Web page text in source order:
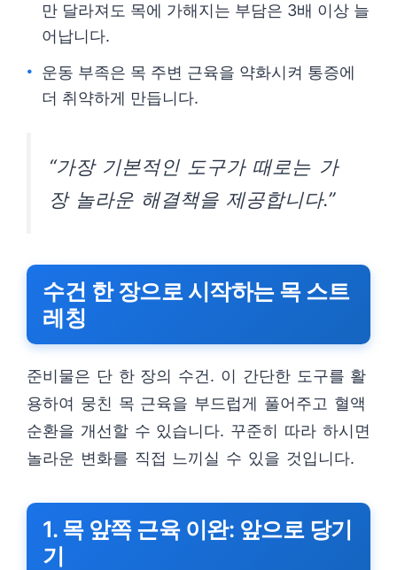
만 달라져도 목에 가해지는 부담은 3배 이상 늘
어납니다.
운동 부족은 목 주변 근육을 약화시켜 통증에
더 취약하게 만듭니다.
“가장 기본적인 도구가 때로는 가
장 놀라운 해결책을 제공합니다.”
수건 한 장으로 시작하는 목 스트
레칭
준비물은 단 한 장의 수건. 이 간단한 도구를 활
용하여 뭉친 목 근육을 부드럽게 풀어주고 혈액
순환을 개선할 수 있습니다. 꾸준히 따라 하시면
놀라운 변화를 직접 느끼실 수 있을 것입니다.
1. 목 앞쪽 근육 이완: 앞으로 당기
기